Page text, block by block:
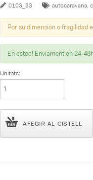
0103_33 autocaravana
Por su dimensión o fragilidad
En estoc! Enviament en 24-
Unitats:
AFEGIR AL CISTELL